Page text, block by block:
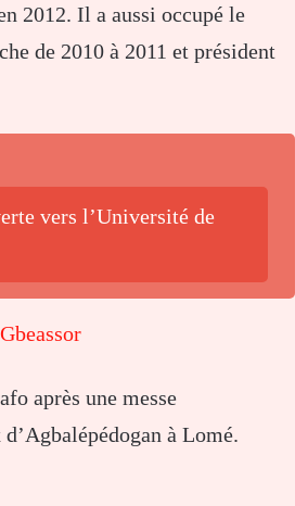
2012. Il a aussi occupé le
de 2010 à 2011 et président
vers l’Université de
après une messe
à Lomé.